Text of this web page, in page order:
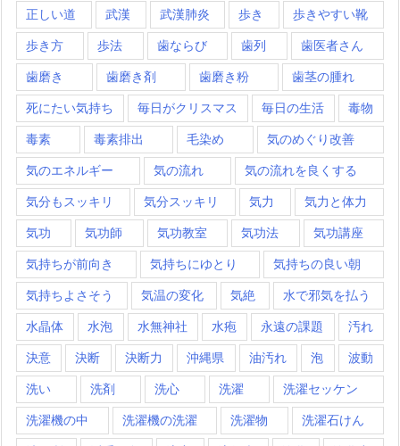
正しい道 武漢 武漢肺炎 歩き 歩きやすい靴
歩き方 歩法 歯ならび 歯列 歯医者さん
歯磨き 歯磨き剤 歯磨き粉 歯茎の腫れ
死にたい気持ち 毎日がクリスマス 毎日の生活 毒物
毒素 毒素排出 毛染め 気のめぐり改善
気のエネルギー 気の流れ 気の流れを良くする
気分もスッキリ 気分スッキリ 気力 気力と体力
気功 気功師 気功教室 気功法 気功講座
気持ちが前向き 気持ちにゆとり 気持ちの良い朝
気持ちよさそう 気温の変化 気絶 水で邪気を払う
水晶体 水泡 水無神社 水疱 永遠の課題 汚れ
決意 決断 決断力 沖縄県 油汚れ 泡 波動
洗い 洗剤 洗心 洗濯 洗濯セッケン
洗濯機の中 洗濯機の洗濯 洗濯物 洗濯石けん